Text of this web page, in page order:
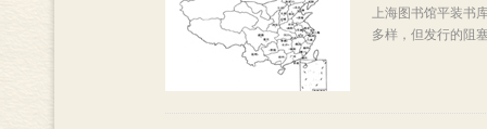
上海图书馆平装书
多样，但发行的阻